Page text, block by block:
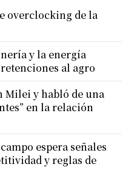
overclocking de la
y la energía
al agro
Milei y habló de una
en la relación
espera señales
y reglas de